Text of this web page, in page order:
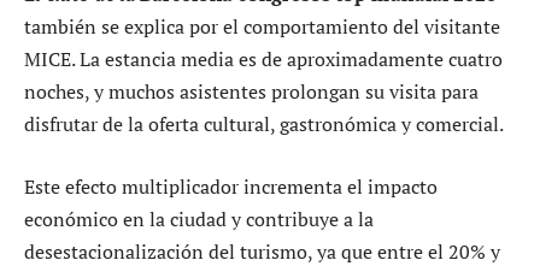
también se explica por el comportamiento del visitante
MICE. La estancia media es de aproximadamente cuatro
noches, y muchos asistentes prolongan su visita para
disfrutar de la oferta cultural, gastronómica y comercial.
Este efecto multiplicador incrementa el impacto
económico en la ciudad y contribuye a la
desestacionalización del turismo, ya que entre el 20% y